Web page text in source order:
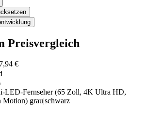
Preisvergleich
€
LED-Fernseher (65 Zoll, 4K Ultra HD,
grau|schwarz